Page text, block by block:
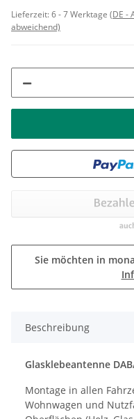
Lieferzeit:6 - 7 Werktage (DE -
abweichend)
Sie möchten in
Beschreibung
Glasklebeantenne
Montage in allen
Wohnwagen und